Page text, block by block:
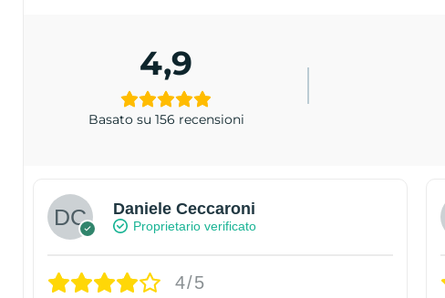
4,9
Basato su 156 recensioni
Daniele Ceccaroni
Proprietario verificato
4/5